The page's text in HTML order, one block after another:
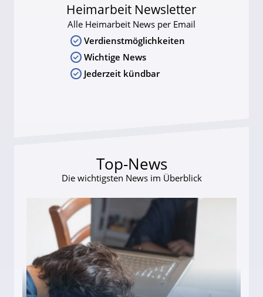
Heimarbeit Newsletter
Alle Heimarbeit News per Email
Verdienstmöglichkeiten
Wichtige News
Jederzeit kündbar
Top-News
Die wichtigsten News im Überblick